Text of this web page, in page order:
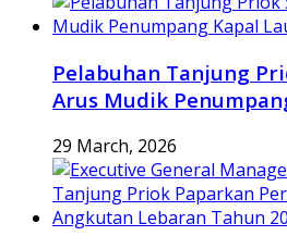
Pelabuhan Tanjung
Arus Mudik
29 March, 2026